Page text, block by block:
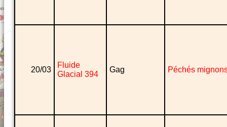
20/03
Fluide
Glacial 394
Gag Péchés